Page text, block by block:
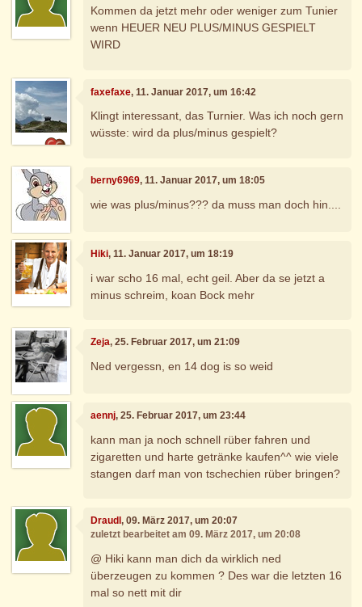
Kommen da jetzt mehr oder weniger zum Tunier
wenn HEUER NEU PLUS/MINUS GESPIELT
WIRD
faxefaxe, 11. Januar 2017, um 16:42
Klingt interessant, das Turnier. Was ich noch gern
wüsste: wird da plus/minus gespielt?
berny6969, 11. Januar 2017, um 18:05
wie was plus/minus??? da muss man doch hin....
Hiki, 11. Januar 2017, um 18:19
i war scho 16 mal, echt geil. Aber da se jetzt a
minus schreim, koan Bock mehr
Zeja, 25. Februar 2017, um 21:09
Ned vergessn, en 14 dog is so weid
aennj, 25. Februar 2017, um 23:44
kann man ja noch schnell rüber fahren und
zigaretten und harte getränke kaufen^^ wie viele
stangen darf man von tschechien rüber bringen?
Draudl, 09. März 2017, um 20:07
zuletzt bearbeitet am 09. März 2017, um 20:08
@ Hiki kann man dich da wirklich ned
überzeugen zu kommen ? Des war die letzten 16
mal so nett mit dir